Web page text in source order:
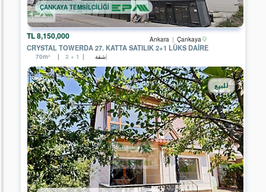
Edirne
Eskişehir
Kırklareli
Kocaeli
Rize
Sakarya
Trabzon
Kırıkkale
8,150,000 TL Ankara Çankaya
CRYSTAL TOWERDA 27. KATTA SATILIK 2+1 LÜKS DAİRE
شقة 70m² 2 + 1
للبيع